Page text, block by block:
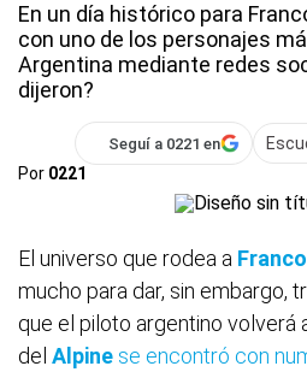
En un día histórico para
con uno de los personajes
Argentina mediante redes
dijeron?
Seguí a 0221 en
Por 0221
El universo que rodea a
mucho para dar, sin embargo,
que el piloto argentino volverá
del Alpine se encontró con